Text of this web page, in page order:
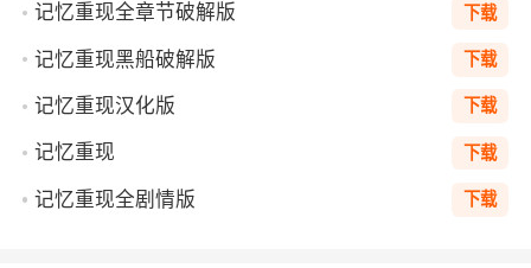
记忆重现全章节破解版 下载
记忆重现黑船破解版 下载
记忆重现汉化版 下载
记忆重现 下载
记忆重现全剧情版 下载